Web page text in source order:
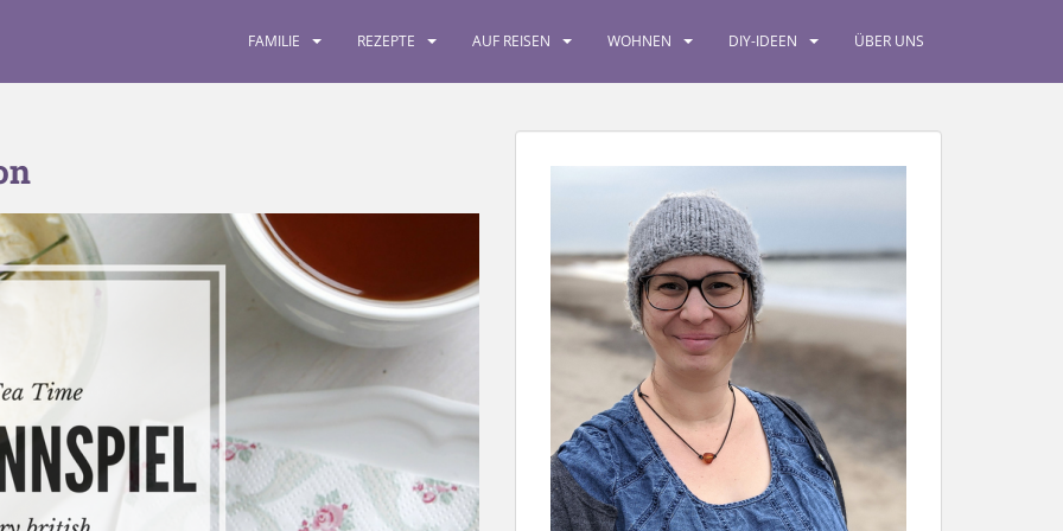
FAMILIE REZEPTE AUF REISEN WOHNEN DIY-IDEEN ÜBER UNS